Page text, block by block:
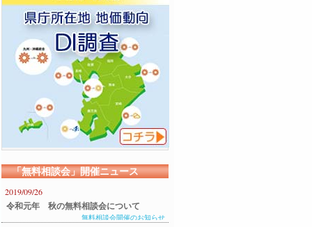
「無料相談会」開催ニュース
2019/09/26
令和元年 秋の無料相談会について
無料相談会開催のお知らせ